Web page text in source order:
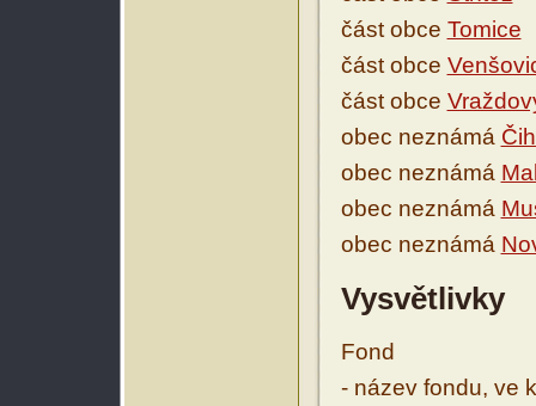
část obce Tomice
část obce
část obce
obec neznámá
obec neznámá
obec neznámá
obec neznámá
Vysvětlivky
Fond
- název fondu, ve